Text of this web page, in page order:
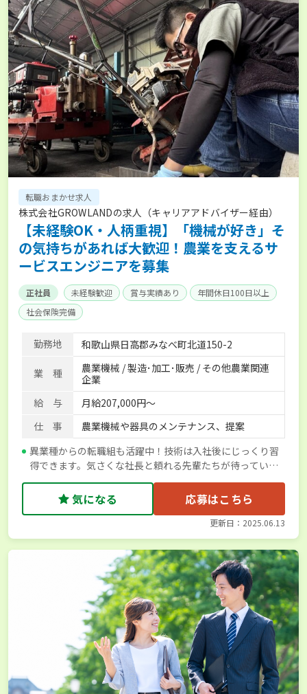
転職おまかせ求人
株式会社GROWLANDの求人（キャリアアドバイザー経由）
【未経験OK・人柄重視】「機械が好き」そ
の気持ちがあれば大歓迎！農業を支えるサ
ービスエンジニアを募集
正社員 未経験歓迎 賞与実績あり
年間休日100日以上
社会保険完備
勤務地 和歌山県日高郡みなべ町北道150-2
業 種
農業機械 / 製造･加工･販売 / その他農業関連
企業
給 与
月給207,000円～
仕 事
農業機械や器具のメンテナンス、提案
異業種からの転職組も活躍中！技術は入社後にじっくり習
得できます。気さくな社長と頼れる先輩たちが待っていま
す！
気になる 応募はこちら
更新日：2025.06.13